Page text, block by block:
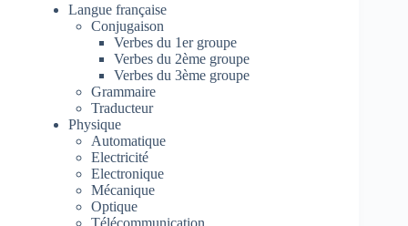
Langue française
Conjugaison
Verbes du 1er groupe
Verbes du 2ème groupe
Verbes du 3ème groupe
Grammaire
Traducteur
Physique
Automatique
Electricité
Electronique
Mécanique
Optique
Télécommunication